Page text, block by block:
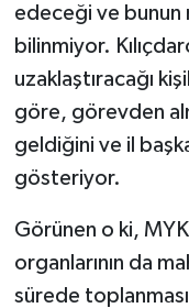
edeceği ve
bilinmiyor.
uzaklaştıracağı
göre, görevden
geldiğini ve il
gösteriyor.
Görünen o ki,
organlarının da
sürede